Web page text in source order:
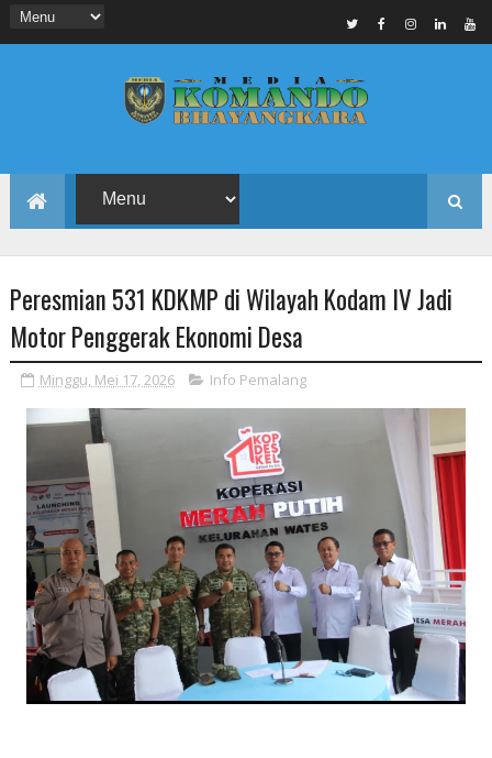
Peresmian 531 KDKMP di Wilayah Kodam IV Jadi
Motor Penggerak Ekonomi Desa
Minggu, Mei 17, 2026 Info Pemalang